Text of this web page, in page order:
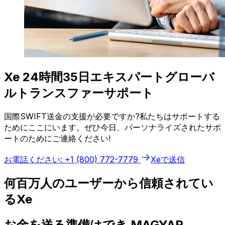
Xe 24時間35日エキスパートグローバ
ルトランスファーサポート
国際SWIFT送金の支援が必要ですか?私たちはサポートする
ためにここにいます。ぜひ今日、パーソナライズされたサポ
ートのためにご連絡ください!
お電話ください: +1 (800) 772-7779 Xeで送信
何百万人のユーザーから信頼されてい
るXe